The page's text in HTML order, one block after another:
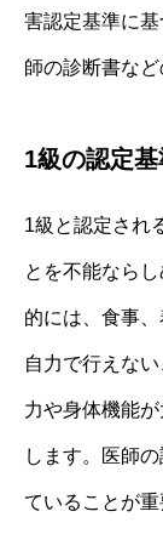
害認定基準に
師の診断書など
1級の認定
1級と認定され
とを不能なら
的には、食事
自力で行えな
力や身体機能
します。医師
ていることが重